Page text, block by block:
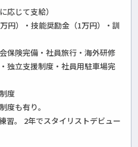
応じて支給）
円）・技能奨励金（1万円）・訓
保険完備・社員旅行・海外研修
独立支援制度・社員用駐車場完
度
も有り。
習。 2年でスタイリストデビュー